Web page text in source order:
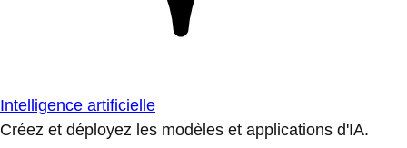
Intelligence artificielle
Créez et déployez les modèles et applications d'IA.